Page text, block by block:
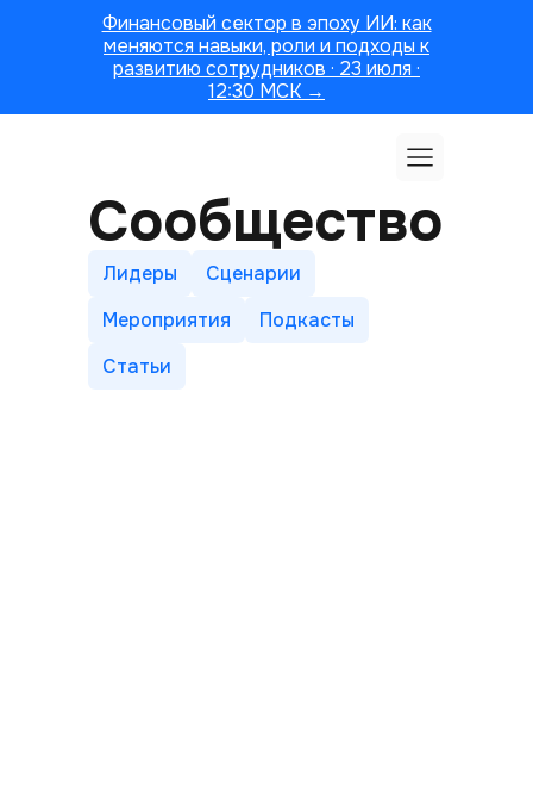
Финансовый сектор в эпоху ИИ: как
меняются навыки, роли и подходы к
развитию сотрудников · 23 июля ·
12:30 МСК →
Сообщество
Лидеры
Сценарии
Мероприятия
Подкасты
Статьи